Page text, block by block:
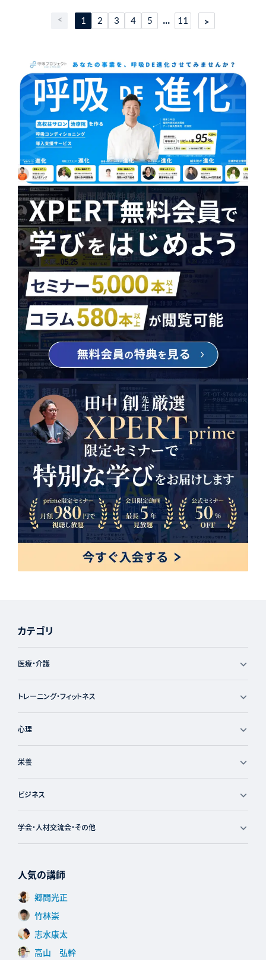
1 2 3 4 5 ... 11
カテゴリ
医療・介護
トレーニング・フィットネス
心理
栄養
ビジネス
学会・人材交流会・その他
人気の講師
郷間光正
竹林崇
志水康太
高山 弘幹